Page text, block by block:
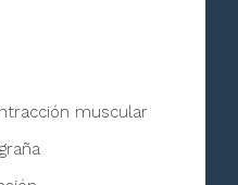
muscular